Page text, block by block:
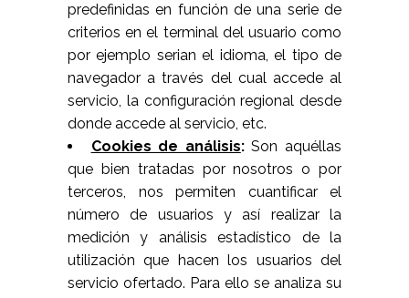
predefinidas en función de una serie de
criterios en el terminal del usuario como
por ejemplo serian el idioma, el tipo de
navegador a través del cual accede al
servicio, la configuración regional desde
donde accede al servicio, etc.
Cookies de análisis:Son aquéllas
que bien tratadas por nosotros o por
terceros, nos permiten cuantificar el
número de usuarios y así realizar la
medición y análisis estadístico de la
utilización que hacen los usuarios del
servicio ofertado. Para ello se analiza su